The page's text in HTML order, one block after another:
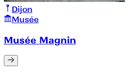
Dijon
Musée
Musée Magnin